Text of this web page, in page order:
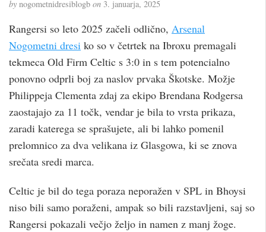
by nogometnidresiblogb on 3. januarja, 2025
Rangersi so leto 2025 začeli odlično, Arsenal
Nogometni dresi ko so v četrtek na Ibroxu premagali
tekmeca Old Firm Celtic s 3:0 in s tem potencialno
ponovno odprli boj za naslov prvaka Škotske. Možje
Philippeja Clementa zdaj za ekipo Brendana Rodgersa
zaostajajo za 11 točk, vendar je bila to vrsta prikaza,
zaradi katerega se sprašujete, ali bi lahko pomenil
prelomnico za dva velikana iz Glasgowa, ki se znova
srečata sredi marca.
Celtic je bil do tega poraza neporažen v SPL in Bhoysi
niso bili samo poraženi, ampak so bili razstavljeni, saj so
Rangersi pokazali večjo željo in namen z manj žoge.